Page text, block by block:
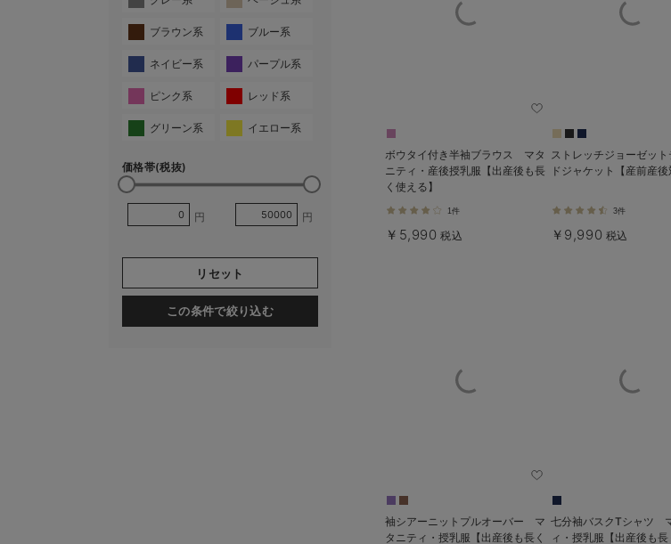
ブラウン系 ブルー系
ネイビー系 パープル系
ピンク系 レッド系
グリーン系 イエロー系
価格帯(税抜)
円 円
リセット
この条件で絞り込む
ボウタイ付き半袖ブラウス マタ
ニティ・産後授乳服【出産後も長
く使える】
1件
￥5,990 税込
ストレッチジョーゼット
ドジャケット【産前産後
3件
￥9,990 税込
袖シアーニットプルオーバー マ
タニティ・授乳服【出産後も長く
七分袖バスクTシャツ
ィ・授乳服【出産後も長